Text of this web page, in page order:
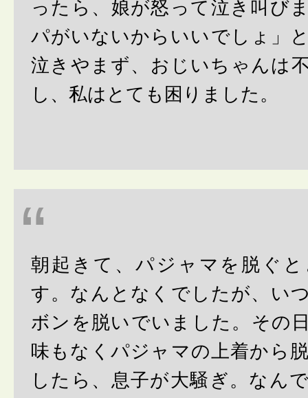
ったら、娘が怒って泣き叫び
パがいないからいいでしょ」
泣きやまず、おじいちゃんは
し、私はとても困りました。
朝起きて、パジャマを脱ぐ
す。なんとなくでしたが、い
ボンを脱いでいました。その
味もなくパジャマの上着から
したら、息子が大騒ぎ。なん